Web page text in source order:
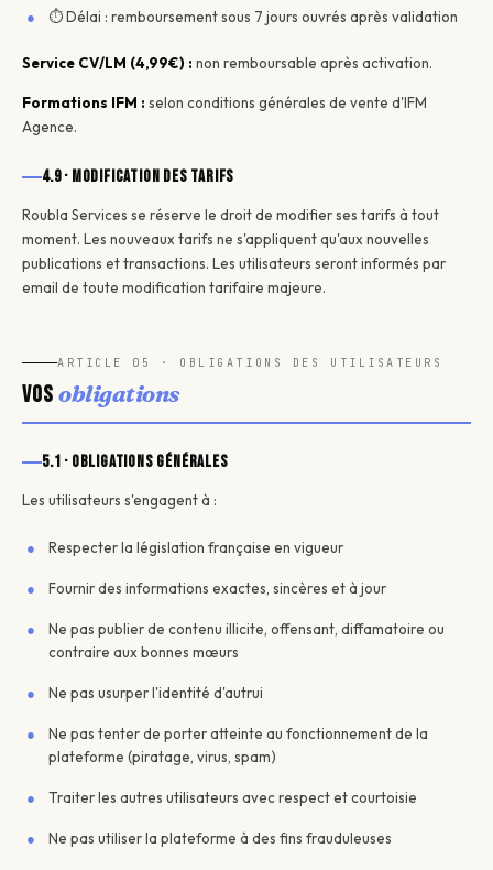
⏱️ Délai : remboursement sous 7 jours ouvrés après validation
Service CV/LM (4,99€) : non remboursable après activation.
Formations IFM : selon conditions générales de vente d'IFM
Agence.
4.9 · Modification des tarifs
Roubla Services se réserve le droit de modifier ses tarifs à tout
moment. Les nouveaux tarifs ne s'appliquent qu'aux nouvelles
publications et transactions. Les utilisateurs seront informés par
email de toute modification tarifaire majeure.
ARTICLE 05 · OBLIGATIONS DES UTILISATEURS
Vos obligations
5.1 · Obligations générales
Les utilisateurs s'engagent à :
Respecter la législation française en vigueur
Fournir des informations exactes, sincères et à jour
Ne pas publier de contenu illicite, offensant, diffamatoire ou
contraire aux bonnes mœurs
Ne pas usurper l'identité d'autrui
Ne pas tenter de porter atteinte au fonctionnement de la
plateforme (piratage, virus, spam)
Traiter les autres utilisateurs avec respect et courtoisie
Ne pas utiliser la plateforme à des fins frauduleuses